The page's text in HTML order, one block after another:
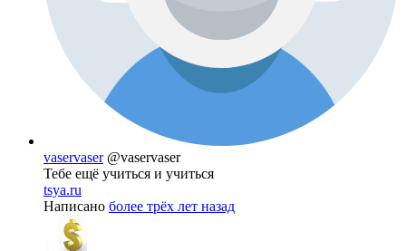
vaservaser @vaservaser
Тебе ещё учиться и учиться
tsya.ru
Написано более трёх лет назад